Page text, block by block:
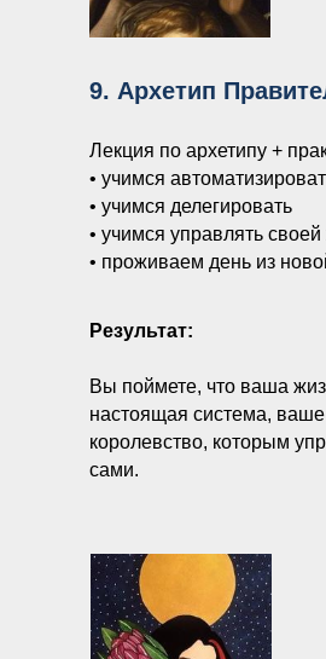
9. Архетип
Лекция по архетипу +
• учимся
• учимся делегировать
• учимся управлять
• проживаем день из
Результат:
Вы поймете, что ваша
настоящая система,
королевство, которым
сами.